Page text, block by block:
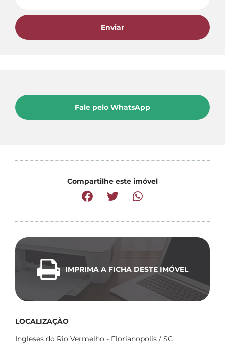
Enviar
Fale pelo WhatsApp
Compartilhe este imóvel
IMPRIMA A FICHA DESTE IMÓVEL
LOCALIZAÇÃO
Ingleses do Rio Vermelho - Florianopolis / SC